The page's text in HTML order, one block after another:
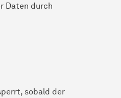
Daten durch
sobald der